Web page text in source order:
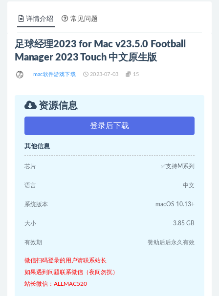
详情介绍 常见问题
足球经理2023 for Mac v23.5.0 Football
Manager 2023 Touch 中文原生版
mac软件游戏下载 2023-07-03 15
资源信息
登录后下载
其他信息
芯片 ✅支持M系列
语言 中文
系统版本 macOS 10.13+
大小 3.85 GB
有效期 赞助后后永久有效
微信扫码登录的用户请联系站长
如果遇到问题联系微信（夜间勿扰）
站长微信：ALLMAC520